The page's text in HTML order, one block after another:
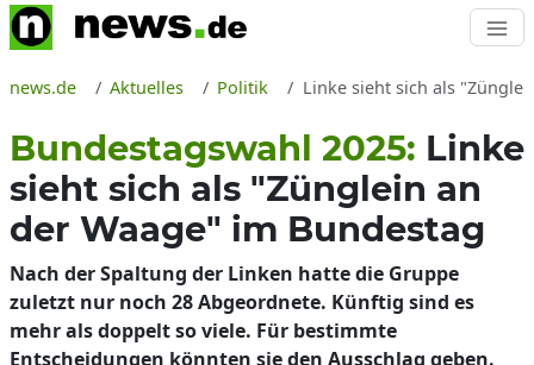
news.de Aktuelles Politik Linke sieht sich als
Bundestagswahl 2025: Linke
sieht sich als "Zünglein an
der Waage" im Bundestag
Nach der Spaltung der Linken hatte die Gruppe
zuletzt nur noch 28 Abgeordnete. Künftig sind es
mehr als doppelt so viele. Für bestimmte
Entscheidungen könnten sie den Ausschlag geben.